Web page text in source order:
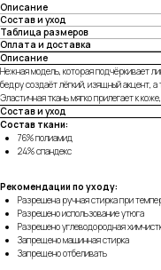
Описание
Состав и уход
Таблица размеров
Оплата и доставка
Описание
Нежная модель, которая подчёркивает
бедру создаёт лёгкий, изящный акцент,
Эластичная ткань мягко прилегает к
Состав и уход
Состав ткани:
76% полиамид
24% спандекс
Рекомендации по уходу:
Разрешена ручная стирка при
Разрешено использование утюга
Разрешено углеводородная
Запрещено машинная стирка
Запрещено отбеливать